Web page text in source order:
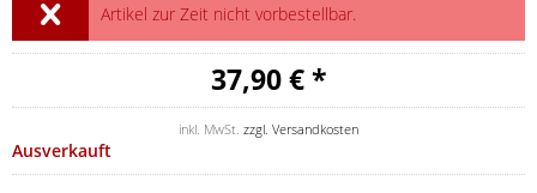
Artikel zur Zeit nicht vorbestellbar.
37,90 € *
inkl. MwSt. zzgl. Versandkosten
Ausverkauft